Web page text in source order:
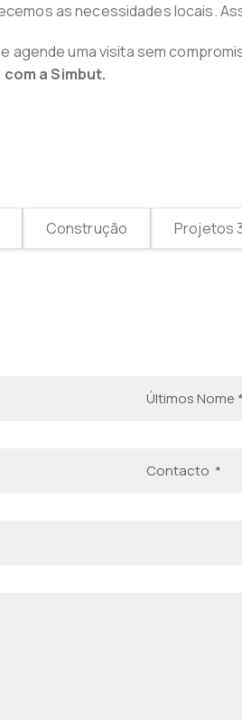
as necessidades locais.
e agende uma visita sem
a Simbut.
Construção Projetos